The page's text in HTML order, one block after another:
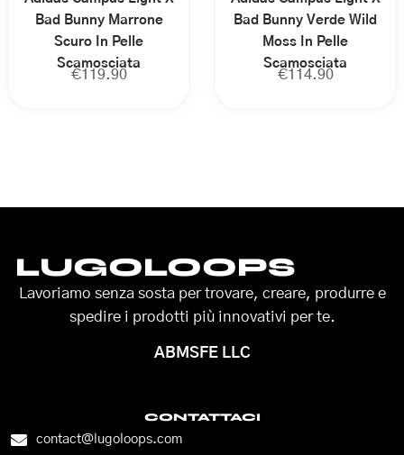
Bad Bunny Marrone
Scuro In Pelle
Scamosciata
€119.90
Bad Bunny Verde Wild
Moss In Pelle
Scamosciata
€114.90
LUGOLOOPS
Lavoriamo senza sosta per trovare, creare, produrre e
spedire i prodotti più innovativi per te.
ABMSFE LLC
CONTATTACI
contact@lugoloops.com